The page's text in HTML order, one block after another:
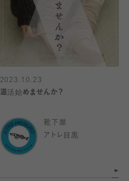
2023.10.23
温活始めませんか？
靴下屋
アトレ目黒